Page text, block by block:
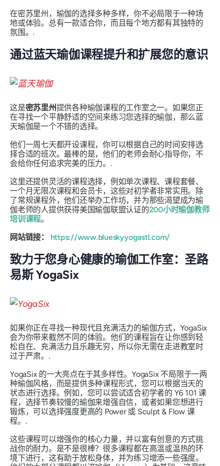
在密苏里州，瑜伽的选择多种多样，你不必局限于一种场
地或体验。总有一款适合你，而且每个地方都有其独特的
氛围。.
通过蓝天瑜伽课程提升和扩展您的意识
这是密苏里州提供各种瑜伽课程的工作室之一。如果您正
在寻找一个平静舒适的空间来练习您选择的瑜伽，那么蓝
天瑜伽是一个不错的选择。
他们一周七天都开设课程，你可以根据自己的时间安排选
择合适的班次。最棒的是，他们的老师会耐心指导你，不
会给你任何追求完美的压力。.
这里还提供灵活的课程选择，例如单次课程、课程套餐、
一个月无限次课程和会员卡，这些对初学者非常实用。除
了常规课程外，他们还举办工作坊，并为那些渴望成为瑜
伽老师的人提供获得美国瑜伽联盟认证的200小时瑜伽教师
培训课程。
网站链接： https://www.blueskyyogastl.com/
致力于您身心健康的瑜伽工作室：圣路
易斯 YogaSix
如果你正在寻找一种现代且充满活力的瑜伽方式，YogaSix
会为你带来截然不同的体验。他们的课程旨在让你感到轻
松自在、充满活力且乐趣无穷，所以你无需在走进教室时
过于严肃。.
YogaSix 的一大亮点在于其多样性。YogaSix 不局限于一两
种瑜伽风格，而是提供多种课程形式，您可以根据当天的
状态进行选择。例如，您可以尝试适合初学者的 Y6 101 课
程，选择节奏较慢的瑜伽来增强自信，或者如果您想进行
锻炼，可以选择强度更高的 Power 或 Sculpt & Flow 课
程。.
这些课程可以增强你的核心力量，并以富有创意的方式挑
战你的耐力。是不是很棒？很多课程都在高温或温热的环
境下进行，这有助于放松身体，并为练习增添一些强度。